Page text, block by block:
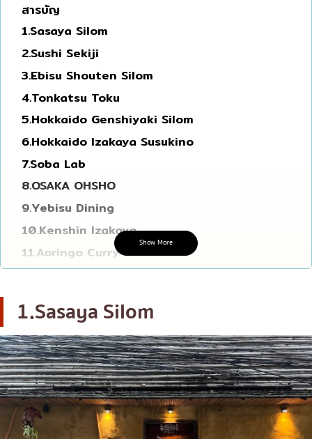
อาหารตะวันตกสไตล์ญี่ปุ่น
ปลาไหลย่าง
ปู
โอโคโนมิยากิ/เทปปันยากิ
ด้ง (ข้าวหน้าต่างๆ)
บุฟเฟต์
มิชลิน
สเต็ก
หม้อไฟญี่ปุ่น
ร้านอาหารญี่ปุ่นแบบดั้งเดิม
ทาโกะยากิ
โอเด้ง/เมนูตุ๋นสไตล์ญี่ปุ่น
อาหารชุด/อาหารญี่ปุ่นสไตล์โฮมคุกกิ้ง
เบนโตะ/บริการส่งอาหารญี่ปุ่น
รัชดา
พระโขนง
ชิดลม
บางนา
นานา
อุดมสุข
ศรีราชา
เซ็นทรัลเวิลด์
นนทบุรี
ลาดพร้าว
สมุทรปราการ
ปทุมธานี
สมุทรสาคร
ภูเก็ต
สารบัญ
1.Sasaya Silom
2.Sushi Sekiji
3.Ebisu Shouten Silom
4.Tonkatsu Toku
5.Hokkaido Genshiyaki Silom
6.Hokkaido Izakaya Susukino
7.Soba Lab
8.OSAKA OHSHO
9.Yebisu Dining
10.Kenshin Izakaya
11.Aoringo Curry
12.RITA Takara
14.Omakase Don by Teppen
15.Tsuru Udon
16.Katsushin
17.Daimasu Surawong
18.Koko Japanese Restaurant
19.SOSHI
Show More
1.Sasaya Silom